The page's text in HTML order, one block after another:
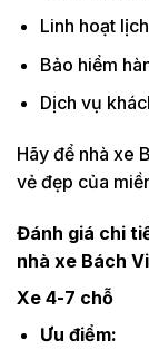
Linh hoạt
Bảo hiểm
Dịch vụ
Hãy để nhà xe
vẻ đẹp của
Đánh giá chi
nhà xe Bách
Xe 4-7 chỗ
Ưu điểm: